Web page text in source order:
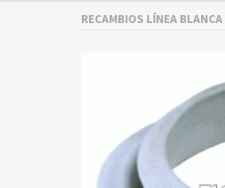
RECAMBIOS LÍNEA BLANCA